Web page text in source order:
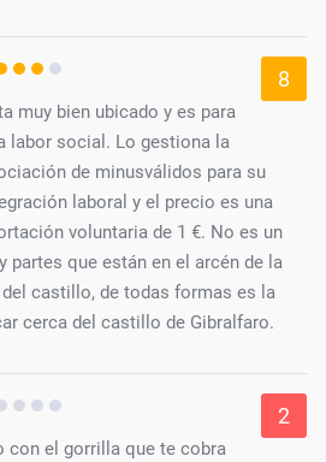
8
muy bien ubicado y es para
labor social. Lo gestiona la
de minusválidos para su
laboral y el precio es una
voluntaria de 1 €. No es un
partes que están en el arcén de la
castillo, de todas formas es la
cerca del castillo de Gibralfaro.
2
con el gorrilla que te cobra